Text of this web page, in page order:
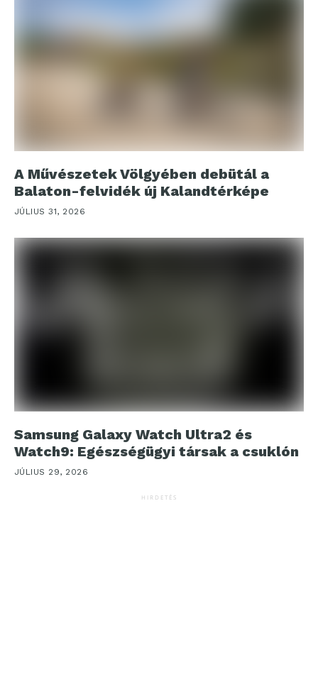
A Művészetek Völgyében debütál a
Balaton-felvidék új Kalandtérképe
JÚLIUS 31, 2026
Samsung Galaxy Watch Ultra2 és
Watch9: Egészségügyi társak a csuklón
JÚLIUS 29, 2026
HIRDETÉS